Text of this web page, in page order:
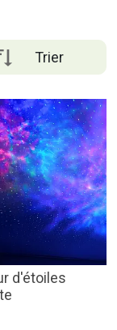
Trier
d'étoiles